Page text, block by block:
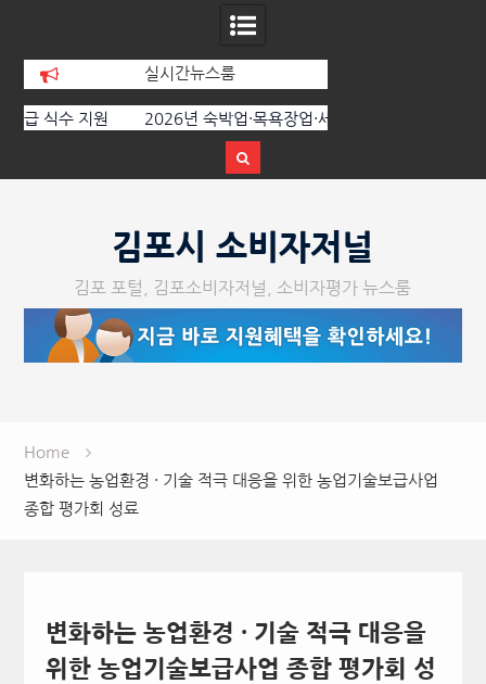
실시간뉴스룸
2026년 숙박업·목욕장업·세탁업 공중위
김포시 소비자저널
김포 포털, 김포소비자저널, 소비자평가 뉴스룸
Home
변화하는 농업환경 · 기술 적극 대응을 위한 농업기술보급사업
종합 평가회 성료
변화하는 농업환경 · 기술 적극 대응을
위한 농업기술보급사업 종합 평가회 성